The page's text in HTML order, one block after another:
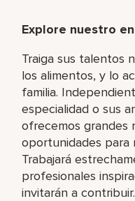
Explore nuestro
Traiga sus talentos
los alimentos, y lo
familia.
especialidad o sus
ofrecemos grandes
oportunidades para
Trabajará
profesionales
invitarán a contribuir.